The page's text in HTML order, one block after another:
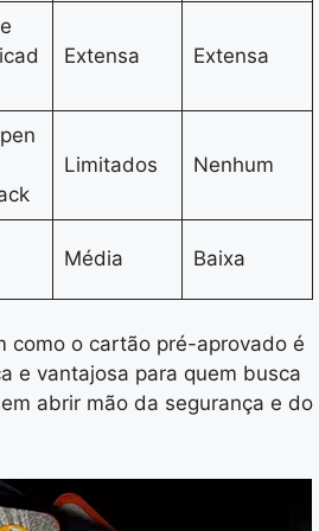
Extensa Extensa
Limitados Nenhum
Média Baixa
como o cartão pré-aprovado é
e vantajosa para quem busca
abrir mão da segurança e do